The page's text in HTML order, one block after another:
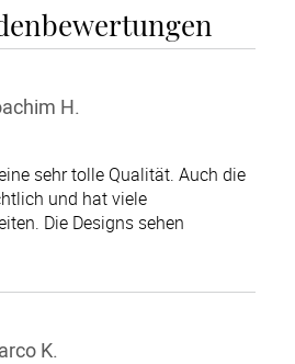
H.
sehr tolle Qualität. Auch die
und hat viele
Die Designs sehen
K.